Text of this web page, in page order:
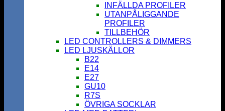
INFÄLLDA PROFILER
UTANPÅLIGGANDE
PROFILER
TILLBEHÖR
LED CONTROLLERS & DIMMERS
LED LJUSKÄLLOR
B22
E14
E27
GU10
R7S
ÖVRIGA SOCKLAR